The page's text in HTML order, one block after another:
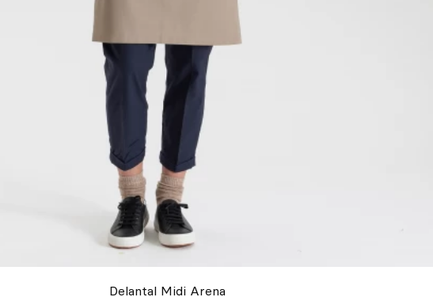
Delantal Midi Arena